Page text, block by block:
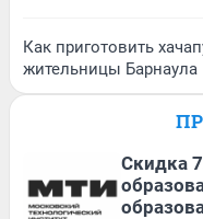
Как приготовить
жительницы Барнаула
Скидка